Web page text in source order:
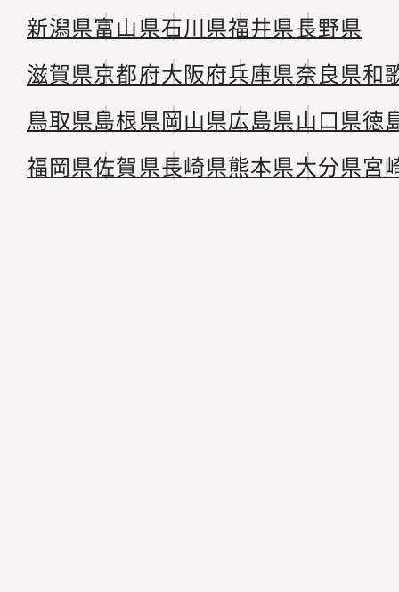
新潟県富山県石川県福井県長野県
滋賀県京都府大阪府兵庫県奈良県和
鳥取県島根県岡山県広島県山口県徳
福岡県佐賀県長崎県熊本県大分県宮